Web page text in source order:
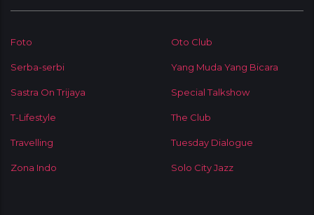
Foto Oto Club
Serba-serbi Yang Muda Yang Bicara
Sastra On Trijaya Special Talkshow
T-Lifestyle The Club
Travelling Tuesday Dialogue
Zona Indo Solo City Jazz